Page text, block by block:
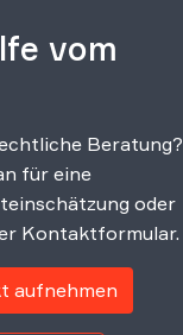
vom
Beratung?
für eine
oder
Kontaktformular.
aufnehmen